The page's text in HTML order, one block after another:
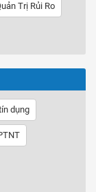
Trị Rủi Ro
dụng